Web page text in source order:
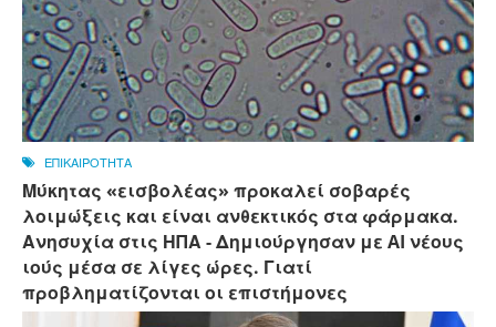
ΕΠΙΚΑΙΡΟΤΗΤΑ
Μύκητας «εισβολέας» προκαλεί σοβαρές
λοιμώξεις και είναι ανθεκτικός στα φάρμακα.
Ανησυχία στις ΗΠΑ - Δημιούργησαν με AI νέους
ιούς μέσα σε λίγες ώρες. Γιατί
προβληματίζονται οι επιστήμονες